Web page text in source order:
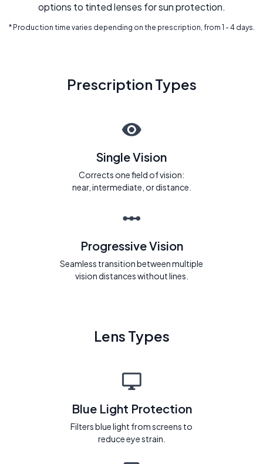
options to tinted lenses for sun protection.
* Production time varies depending on the prescription, from 1 - 4 days.
Prescription Types
Single Vision
Corrects one field of vision:
near, intermediate, or distance.
Progressive Vision
Seamless transition between multiple
vision distances without lines.
Lens Types
Blue Light Protection
Filters blue light from screens to
reduce eye strain.